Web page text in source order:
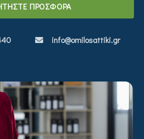
ΠΡΟΣΦΟΡΑ
info@omilosattiki.gr